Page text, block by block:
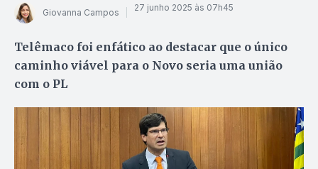
Giovanna Campos 27 junho 2025 às 07h45
Telêmaco foi enfático ao destacar que o único
caminho viável para o Novo seria uma união
com o PL